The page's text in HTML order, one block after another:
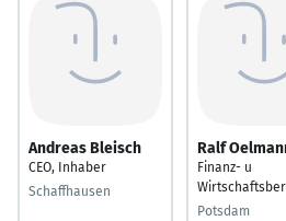
Andreas Bleisch
CEO, Inhaber
Schaffhausen
Ralf
Finanz- u
Potsdam